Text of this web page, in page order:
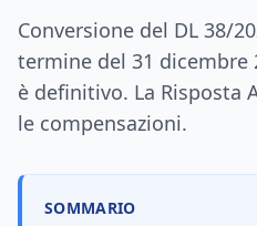
Conversione del DL 38/
termine del 31 dicembre
è definitivo. La Risposta
le compensazioni.
SOMMARIO